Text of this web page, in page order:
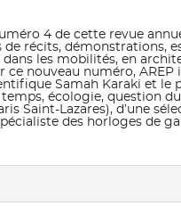
4 de cette revue
récits, démonstrations,
les mobilités, en
nouveau numéro, AREP
Samah Karaki et
écologie, question
Saint-Lazares), d’une
des horloges de